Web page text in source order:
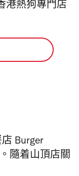
港熱狗專門店
Burger
隨着山頂店關